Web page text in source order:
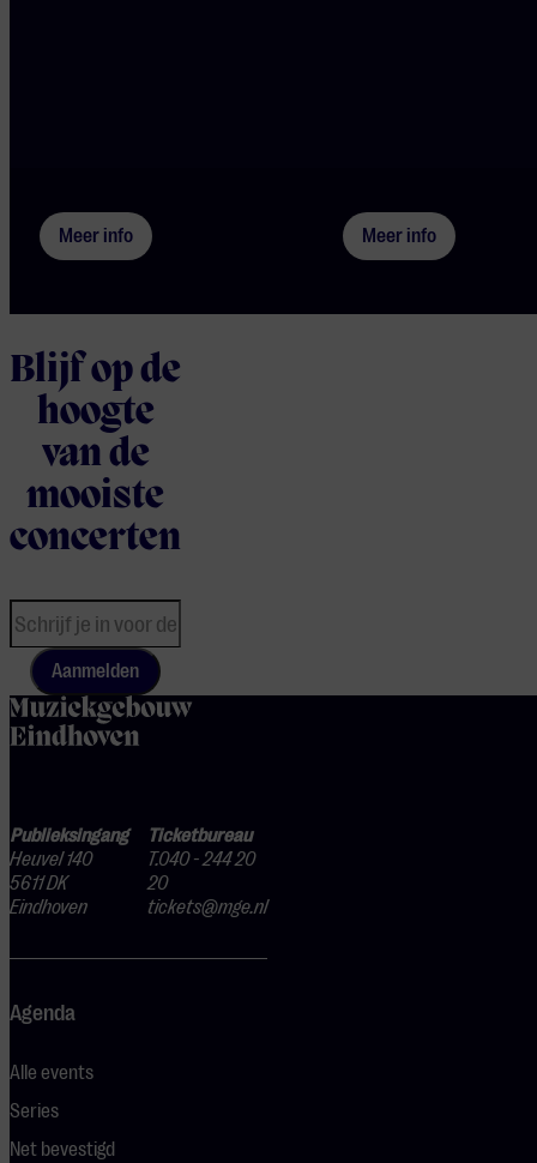
Meer info Meer info
Blijf op de
hoogte
van de
mooiste
concerten
Aanmelden
Publieksingang
Heuvel 140
5611 DK
Eindhoven
Ticketbureau
T.040 - 244 20
20
tickets@mge.nl
Agenda
Alle events
Series
Net bevestigd